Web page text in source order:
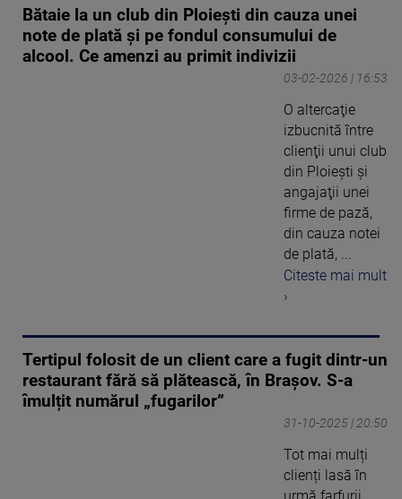
Bătaie la un club din Ploiești din cauza unei
note de plată și pe fondul consumului de
alcool. Ce amenzi au primit indivizii
03-02-2026 | 16:53
O altercaţie
izbucnită între
clienţii unui club
din Ploieşti şi
angajaţii unei
firme de pază,
din cauza notei
de plată, ...
Citeste mai mult
›
Tertipul folosit de un client care a fugit dintr-un
restaurant fără să plătească, în Brașov. S-a
îmulțit numărul „fugarilor”
31-10-2025 | 20:50
Tot mai mulți
clienți lasă în